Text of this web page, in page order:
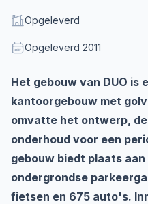
Status
Opgeleverd
Opgeleverd
Opgeleverd 2011
Description
Het gebouw van DUO is
kantoorgebouw met
omvatte het ontwerp,
onderhoud voor een
gebouw biedt plaats
ondergrondse
fietsen en 675 auto's.